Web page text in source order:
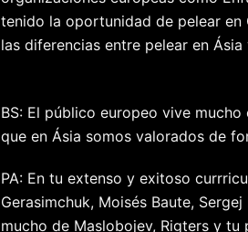
tenido la oportunidad de pelear en
las diferencias entre pelear en
BS: El público europeo vive
que en Ásia somos valorados de
PA: En tu extenso y exitoso
Gerasimchuk, Moisés Baute,
mucho de Maslobojev, Rigters y